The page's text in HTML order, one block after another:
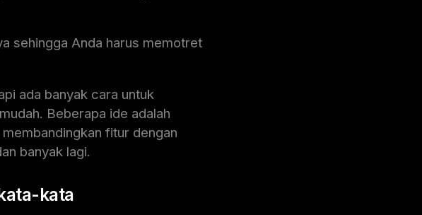
sehingga Anda harus memotret
ada banyak cara untuk
Beberapa ide adalah
fitur dengan
banyak lagi.
kata